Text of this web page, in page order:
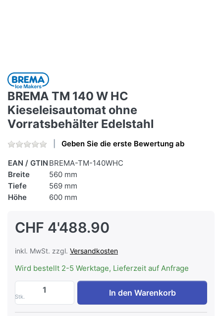
BREMA TM 140 W HC
Kieseleisautomat ohne
Vorratsbehälter Edelstahl
Geben Sie die erste Bewertung ab
EAN / GTIN BREMA-TM-140WHC
Breite
560 mm
Tiefe
569 mm
Höhe
600 mm
CHF 4'488.90
inkl. MwSt. zzgl. Versandkosten
Wird bestellt 2-5 Werktage, Lieferzeit auf Anfrage
Stk.
BREMA TM 140 W HC Kieseleisautomat
In den Warenkorb